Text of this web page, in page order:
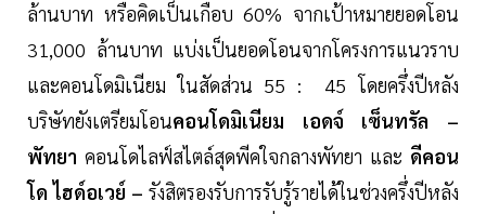
ล้านบาท หรือคิดเป็นเกือบ 60% จากเป้าหมายยอดโอน
31,000 ล้านบาท แบ่งเป็นยอดโอนจากโครงการแนวราบ
และคอนโดมิเนียม ในสัดส่วน 55 : 45 โดยครึ่งปีหลัง
บริษัทยังเตรียมโอนคอนโดมิเนียม เอดจ์ เซ็นทรัล –
พัทยา คอนโดไลฟ์สไตล์สุดพีคใจกลางพัทยา และ ดีคอน
โด ไฮด์อเวย์ – รังสิตรองรับการรับรู้รายได้ในช่วงครึ่งปีหลัง